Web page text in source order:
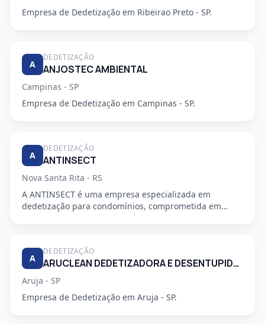
Empresa de Dedetização em Ribeirao Preto - SP.
A
DEDETIZAÇÃO
ANJOSTEC AMBIENTAL
Campinas - SP
Empresa de Dedetização em Campinas - SP.
A
DEDETIZAÇÃO
ANTINSECT
Nova Santa Rita - RS
A ANTINSECT é uma empresa especializada em
dedetização para condomínios, comprometida em
A
DEDETIZAÇÃO
ARUCLEAN DEDETIZADORA E DESENTUPIDORA
Aruja - SP
Empresa de Dedetização em Aruja - SP.